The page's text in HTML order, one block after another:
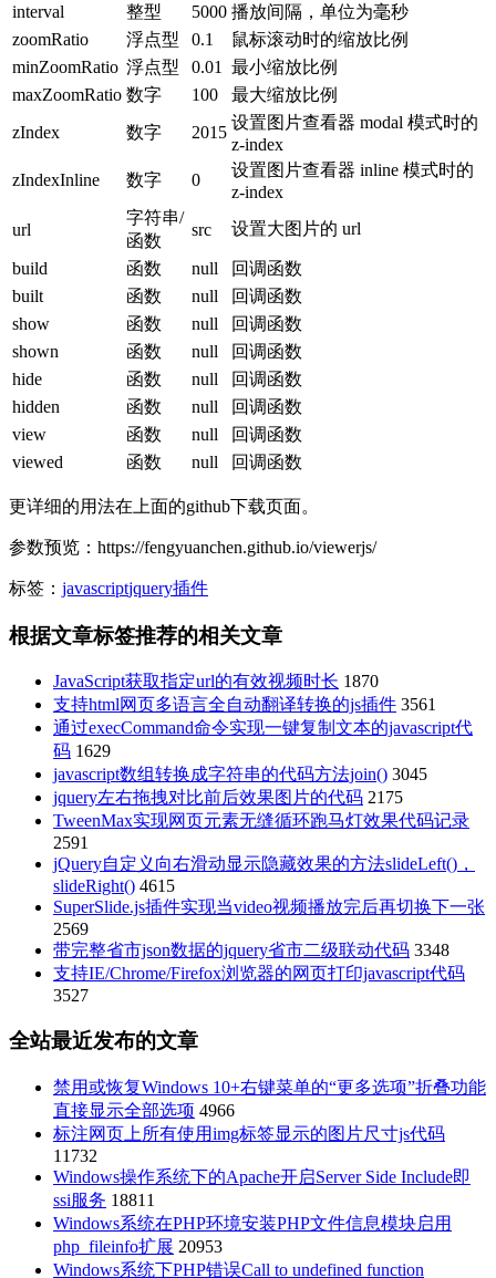
interval
整型 5000 播放间隔，单位为毫秒
zoomRatio
浮点型 0.1
鼠标滚动时的缩放比例
minZoomRatio 浮点型 0.01
最小缩放比例
maxZoomRatio 数字 100
最大缩放比例
zIndex
数字 2015
设置图片查看器 modal 模式时的
z-index
zIndexInline
数字 0
设置图片查看器 inline 模式时的
z-index
url
字符串/
函数
src 设置大图片的 url
build 函数 null
回调函数
built
函数 null
回调函数
show
函数 null
回调函数
shown
函数 null
回调函数
hide
函数 null
回调函数
hidden
函数 null
回调函数
view
函数 null
回调函数
viewed
函数 null 回调函数
更详细的用法在上面的github下载页面。
参数预览：https://fengyuanchen.github.io/viewerjs/
标签： javascriptjquery插件
根据文章标签推荐的相关文章
JavaScript获取指定url的有效视频时长 1870
支持html网页多语言全自动翻译转换的js插件 3561
通过execCommand命令实现一键复制文本的javascript代
码 1629
javascript数组转换成字符串的代码方法join() 3045
jquery左右拖拽对比前后效果图片的代码 2175
TweenMax实现网页元素无缝循环跑马灯效果代码记录
2591
jQuery自定义向右滑动显示隐藏效果的方法slideLeft()，
slideRight() 4615
SuperSlide.js插件实现当video视频播放完后再切换下一张
2569
带完整省市json数据的jquery省市二级联动代码 3348
支持IE/Chrome/Firefox浏览器的网页打印javascript代码
3527
全站最近发布的文章
禁用或恢复Windows 10+右键菜单的“更多选项”折叠功能
直接显示全部选项 4966
标注网页上所有使用img标签显示的图片尺寸js代码
11732
Windows操作系统下的Apache开启Server Side Include即
ssi服务 18811
Windows系统在PHP环境安装PHP文件信息模块启用
php_fileinfo扩展 20953
Windows系统下PHP错误Call to undefined function